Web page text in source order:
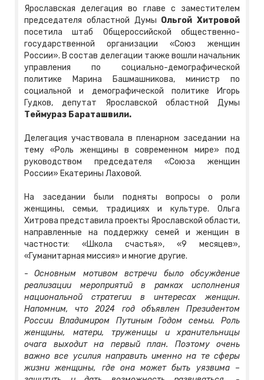
Ярославская делегация во главе с заместителем
председателя областной Думы Ольгой Хитровой
посетила штаб Общероссийской общественно-
государственной организации «Союз женщин
России». В состав делегации также вошли начальник
управления по социально-демографической
политике Марина Башмашникова, министр по
социальной и демографической политике Игорь
Гудков, депутат Ярославской областной Думы
Теймураз Бараташвили.
Делегация участвовала в пленарном заседании на
тему «Роль женщины в современном мире» под
руководством председателя «Союза женщин
России» Екатерины Лаховой.
На заседании были подняты вопросы о роли
женщины, семьи, традициях и культуре. Ольга
Хитрова представила проекты Ярославской области,
направленные на поддержку семей и женщин в
частности: «Школа счастья», «9 месяцев»,
«Гуманитарная миссия» и многие другие.
-Основным мотивом встречи было обсуждение
реализации мероприятий в рамках исполнения
национальной стратегии в интересах женщин.
Напомним, что 2024 год объявлен Президентом
России Владимиром Путиным Годом семьи. Роль
женщины, матери, труженицы и хранительницы
очага выходит на первый план. Поэтому очень
важно все усилия направить именно на те сферы
жизни женщины, где она может быть уязвима –